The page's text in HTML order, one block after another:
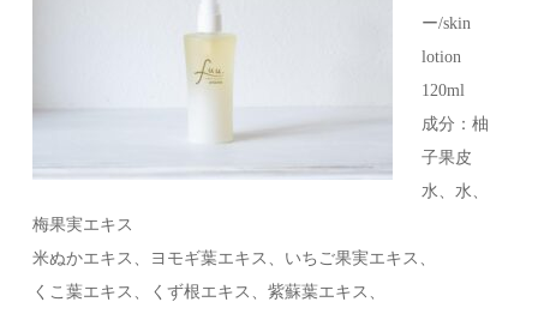
ー/skin
lotion
120ml
成分：柚
子果皮
水、水、
梅果実エキス
米ぬかエキス、ヨモギ葉エキス、いちご果実エキス、
くこ葉エキス、くず根エキス、紫蘇葉エキス、